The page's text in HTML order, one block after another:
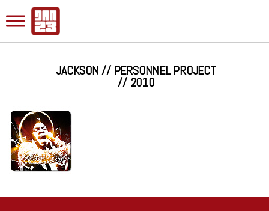
JACKSON // PERSONNEL PROJECT
// 2010